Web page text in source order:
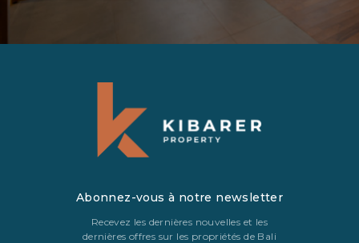
Abonnez-vous à notre newsletter
Recevez les dernières nouvelles et les
dernières offres sur les propriétés de Bali